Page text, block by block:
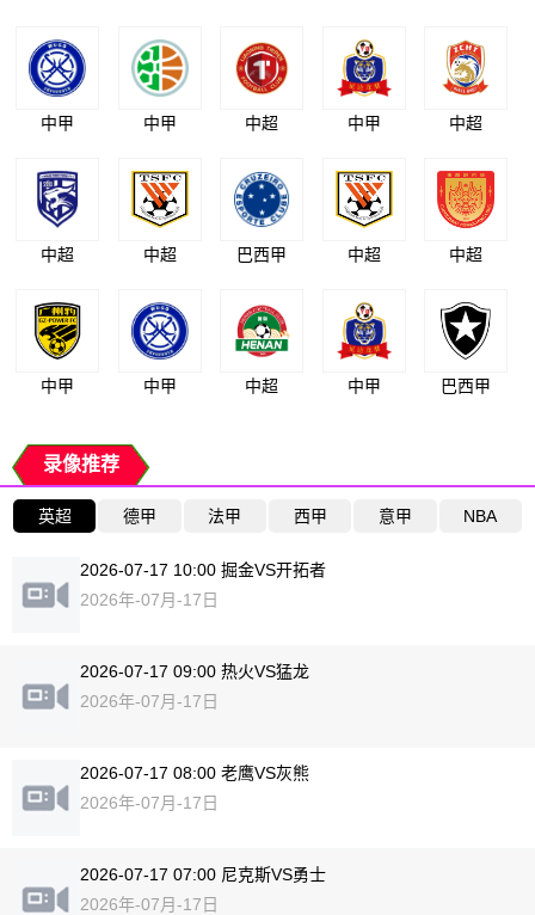
中甲 中甲 中超 中甲 中超
中超 中超 巴西甲 中超 中超
中甲 中甲 中超 中甲 巴西甲
录像推荐
英超 德甲 法甲 西甲 意甲 NBA
2026-07-17 10:00 掘金VS开拓者
2026年-07月-17日
2026-07-17 09:00 热火VS猛龙
2026年-07月-17日
2026-07-17 08:00 老鹰VS灰熊
2026年-07月-17日
2026-07-17 07:00 尼克斯VS勇士
2026年-07月-17日